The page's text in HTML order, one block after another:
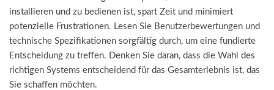
installieren und zu bedienen ist, spart Zeit und minimiert
potenzielle Frustrationen. Lesen Sie Benutzerbewertungen und
technische Spezifikationen sorgfältig durch, um eine fundierte
Entscheidung zu treffen. Denken Sie daran, dass die Wahl des
richtigen Systems entscheidend für das Gesamterlebnis ist, das
Sie schaffen möchten.